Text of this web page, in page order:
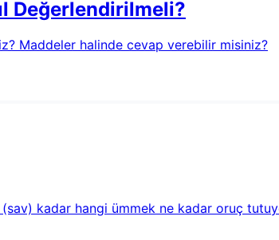
Değerlendirilmeli?
Maddeler halinde cevap verebilir misiniz?
kadar hangi ümmek ne kadar oruç